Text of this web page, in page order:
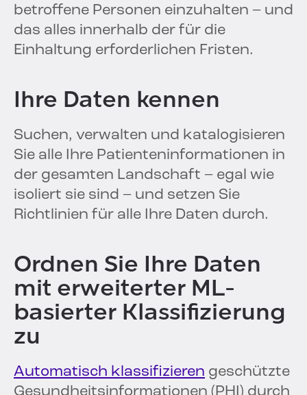
betroffene Personen einzuhalten – und
das alles innerhalb der für die
Einhaltung erforderlichen Fristen.
Ihre Daten kennen
Suchen, verwalten und katalogisieren
Sie alle Ihre Patienteninformationen in
der gesamten Landschaft – egal wie
isoliert sie sind – und setzen Sie
Richtlinien für alle Ihre Daten durch.
Ordnen Sie Ihre Daten
mit erweiterter ML-
basierter Klassifizierung
zu
Automatisch klassifizieren geschützte